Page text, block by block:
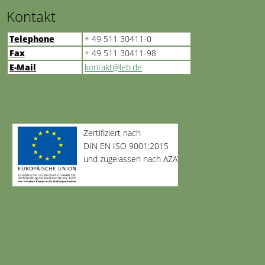
Kontakt
Telephone
+ 49 511 30411-0
Fax
+ 49 511 30411-98
E-Mail
kontakt@leb.de
Zertifiziert nach
DIN EN ISO 9001:2015
und zugelassen nach AZAV